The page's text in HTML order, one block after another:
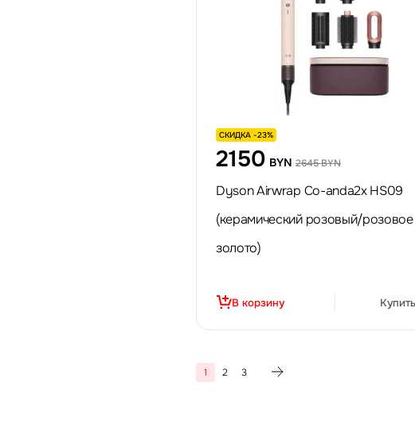
СКИДКА -23%
2150 BYN 2645 BYN
Dyson Airwrap Co-anda2x HS09
(керамический розовый/розовое
золото)
В корзину
1 2 3